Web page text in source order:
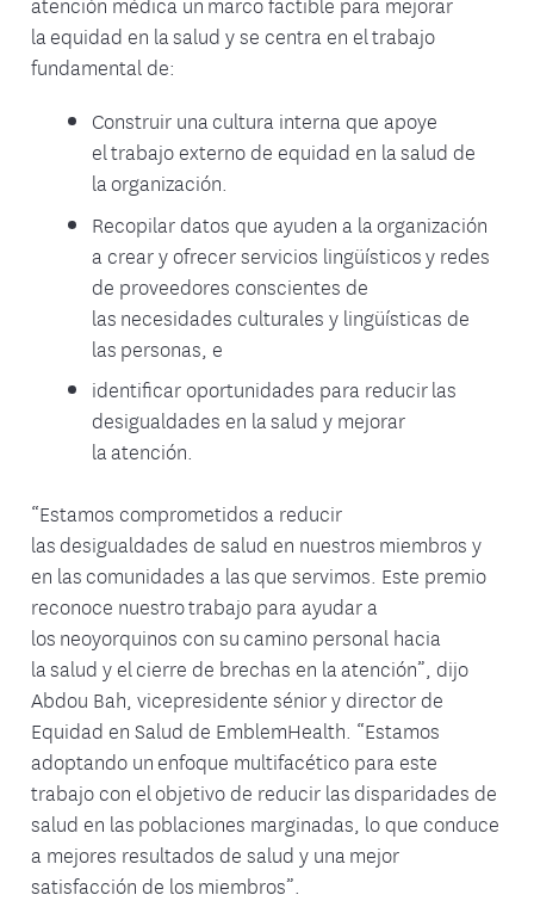
la equidad en la salud y se centra en el trabajo
fundamental de:
Construir una cultura interna que apoye
el trabajo externo de equidad en la salud de
la organización.
Recopilar datos que ayuden a la organización
a crear y ofrecer servicios lingüísticos y redes
de proveedores conscientes de
las necesidades culturales y lingüísticas de
las personas, e
identificar oportunidades para reducir las
desigualdades en la salud y mejorar
la atención.
“Estamos comprometidos a reducir
las desigualdades de salud en nuestros miembros y
en las comunidades a las que servimos. Este premio
reconoce nuestro trabajo para ayudar a
los neoyorquinos con su camino personal hacia
la salud y el cierre de brechas en la atención”, dijo
Abdou Bah, vicepresidente sénior y director de
Equidad en Salud de EmblemHealth. “Estamos
adoptando un enfoque multifacético para este
trabajo con el objetivo de reducir las disparidades de
salud en las poblaciones marginadas, lo que conduce
a mejores resultados de salud y una mejor
satisfacción de los miembros”.